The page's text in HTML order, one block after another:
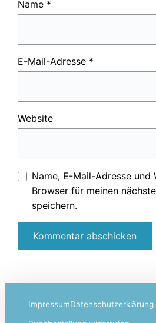
Name *
E-Mail-Adresse *
Website
Name, E-Mail-Adresse und
Browser für meinen
speichern.
ImpressumDatenschutzerklärung